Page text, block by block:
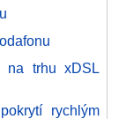
na trhu xDSL
rychlým